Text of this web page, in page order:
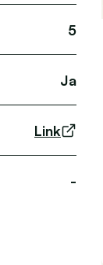
5
Ja
Link
-